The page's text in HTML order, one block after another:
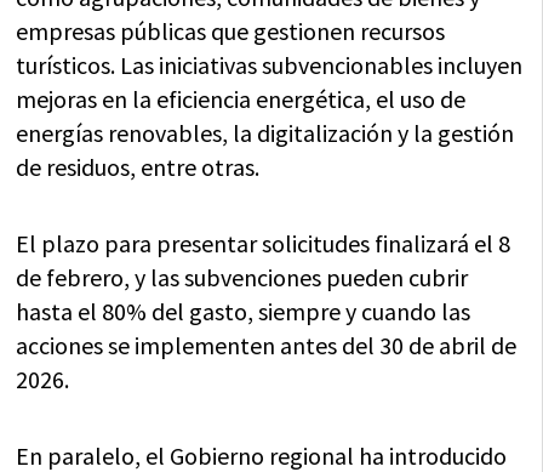
empresas públicas que gestionen recursos
turísticos. Las iniciativas subvencionables incluyen
mejoras en la eficiencia energética, el uso de
energías renovables, la digitalización y la gestión
de residuos, entre otras.
El plazo para presentar solicitudes finalizará el 8
de febrero, y las subvenciones pueden cubrir
hasta el 80% del gasto, siempre y cuando las
acciones se implementen antes del 30 de abril de
2026.
En paralelo, el Gobierno regional ha introducido